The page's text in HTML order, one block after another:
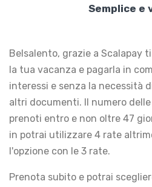
Semplice e
Belsalento, grazie a Scalapay
la tua vacanza e pagarla in
interessi e senza la necessità
altri documenti. Il numero
prenoti entro e non oltre 47
in potrai utilizzare 4 rate
l'opzione con le 3 rate.
Prenota subito e potrai